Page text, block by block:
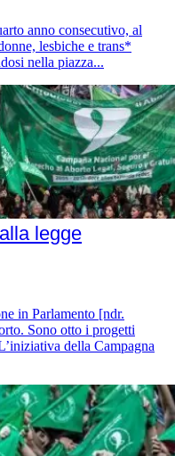
anno consecutivo, al
lesbiche e trans*
nella piazza...
legge
in Parlamento [ndr.
Sono otto i progetti
della Campagna